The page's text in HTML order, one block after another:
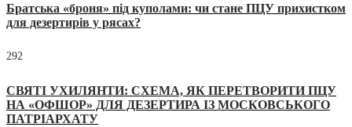
Братська «броня» під куполами: чи стане ПЦУ прихистком
для дезертирів у рясах?
292
СВЯТІ УХИЛЯНТИ: СХЕМА, ЯК ПЕРЕТВОРИТИ ПЦУ
НА «ОФШОР» ДЛЯ ДЕЗЕРТИРА ІЗ МОСКОВСЬКОГО
ПАТРІАРХАТУ